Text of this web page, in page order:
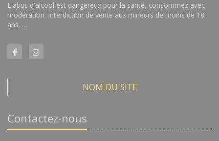
L'abus d'alcool est dangereux pour la santé, consommez avec
modération. Interdiction de vente aux mineurs de moins de 18
ans. …
NOM DU SITE
Contactez-nous